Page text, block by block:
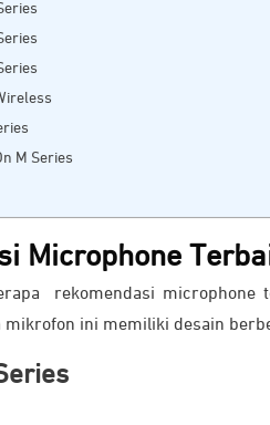
M Series
Microphone
rekomendasi microphone
mikrofon ini memiliki desain